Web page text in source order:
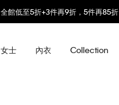
全館低至5折+3件再9折，5件再85折
女士 內衣 Collection